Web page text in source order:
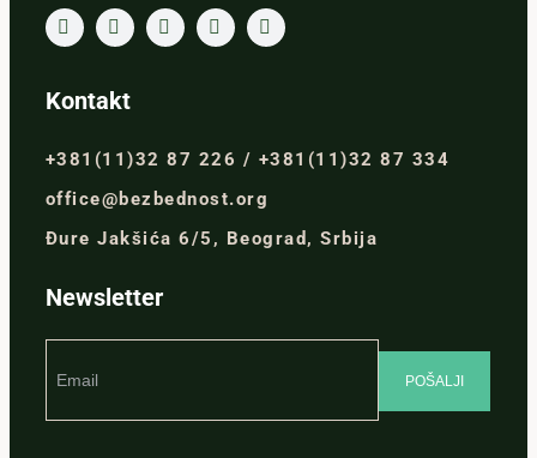
Kontakt
+381(11)32 87 226 / +381(11)32 87 334
office@bezbednost.org
Đure Jakšića 6/5, Beograd, Srbija
Newsletter